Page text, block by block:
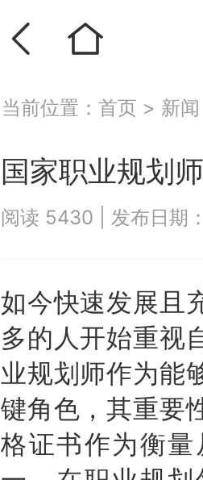
当前位置： 首页 > 新闻
国家职业规划
阅读 5430 发布日期
如今快速发展且
多的人开始重视
业规划师作为能
键角色，其重要
格证书作为衡